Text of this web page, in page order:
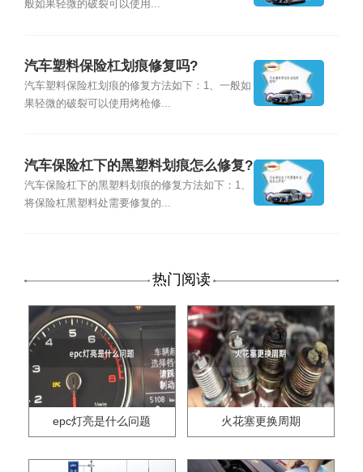
般如果轻微的破裂可以使用...
汽车塑料保险杠划痕修复吗?
汽车塑料保险杠划痕的修复方法如下：1、一般如
果轻微的破裂可以使用烤枪修...
汽车保险杠下的黑塑料划痕怎么修复?
汽车保险杠下的黑塑料划痕的修复方法如下：1、
将保险杠黑塑料处需要修复的...
热门阅读
epc灯亮是什么问题 火花塞更换周期